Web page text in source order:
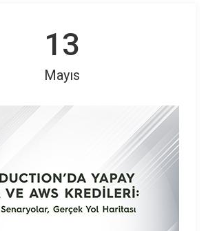
13
Mayıs